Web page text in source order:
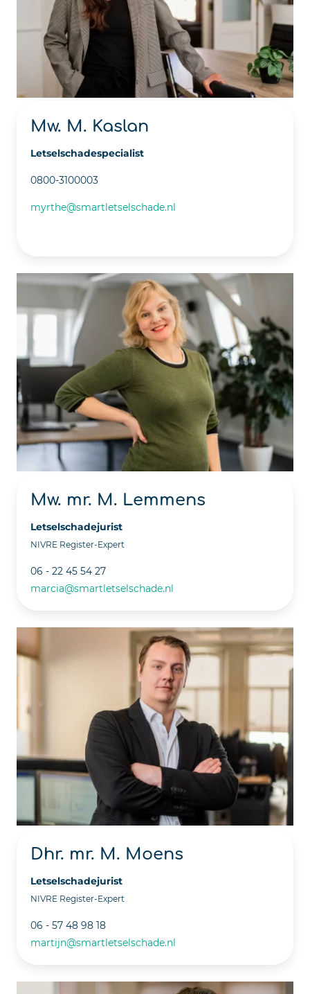
Mw. M. Kaslan
Letselschadespecialist
0800-3100003
myrthe@smartletselschade.nl
Mw. mr. M. Lemmens
Letselschadejurist
NIVRE Register-Expert
06 - 22 45 54 27
marcia@smartletselschade.nl
Dhr. mr. M. Moens
Letselschadejurist
NIVRE Register-Expert
06 - 57 48 98 18
martijn@smartletselschade.nl